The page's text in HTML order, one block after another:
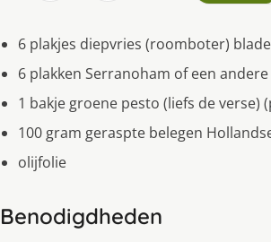
6 plakjes diepvries (roomboter)
6 plakken Serranoham of een
1 bakje groene pesto (liefs de verse)
100 gram geraspte belegen
olijfolie
Benodigdheden